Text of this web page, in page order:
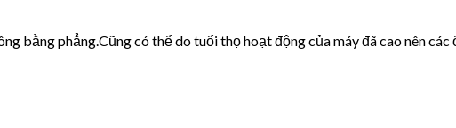
bằng phẳng.Cũng có thể do tuổi thọ hoạt động của máy đã cao nên